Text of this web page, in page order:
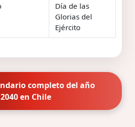
Día de las
Glorias del
Ejército
completo del año
2040 en Chile